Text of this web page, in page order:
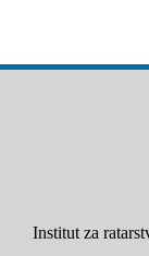
Institut za